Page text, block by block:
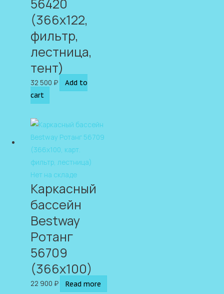
56420
(366х122,
фильтр,
лестница,
тент)
32 500 ₽
Add to
cart
Нет на складе
Каркасный
бассейн
Bestway
Ротанг
56709
(366х100)
22 900 ₽ Read more